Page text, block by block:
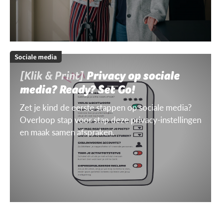
Sociale media
[Klik & Print]Privacy op sociale
media? Ready? Set Go!
Zet je kind de eerste stappen op sociale media?
Overloop stap voor stap deze privacy-instellingen
en maak samen afspraken.